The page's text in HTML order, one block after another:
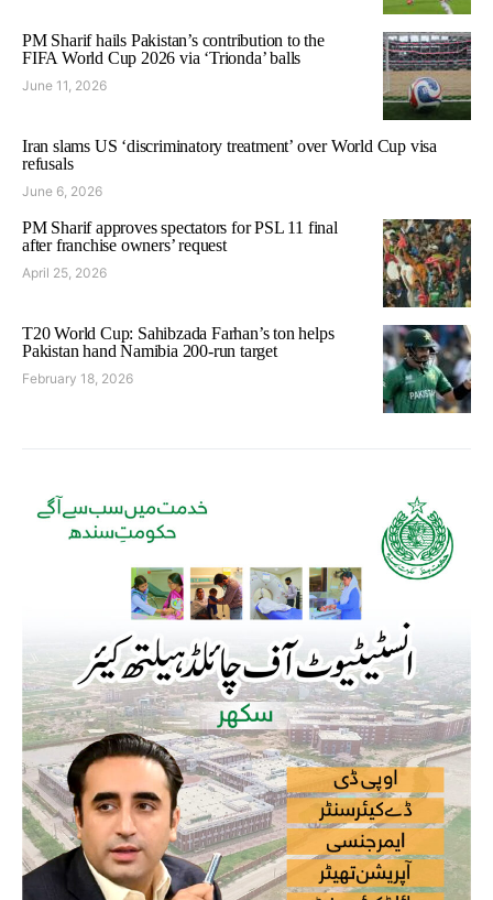
PM Sharif hails Pakistan’s contribution to the
FIFA World Cup 2026 via ‘Trionda’ balls
June 11, 2026
Iran slams US ‘discriminatory treatment’ over World Cup visa
refusals
June 6, 2026
PM Sharif approves spectators for PSL 11 final
after franchise owners’ request
April 25, 2026
T20 World Cup: Sahibzada Farhan’s ton helps
Pakistan hand Namibia 200-run target
February 18, 2026